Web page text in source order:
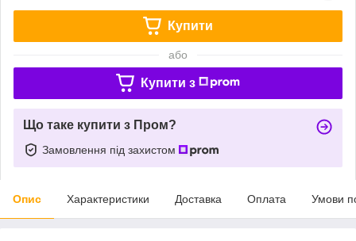
Купити
або
Купити з
Що таке купити з Пром?
Замовлення під захистом
Опис Характеристики Доставка Оплата Умови